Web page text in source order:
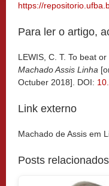
https://
Para ler o artigo,
LEWIS, C. T. To beat
Machado Assis Linha
Octuber 2018]. DOI:
Link externo
Machado de Assis em
Posts